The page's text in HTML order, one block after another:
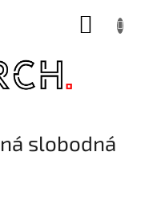
slobodná